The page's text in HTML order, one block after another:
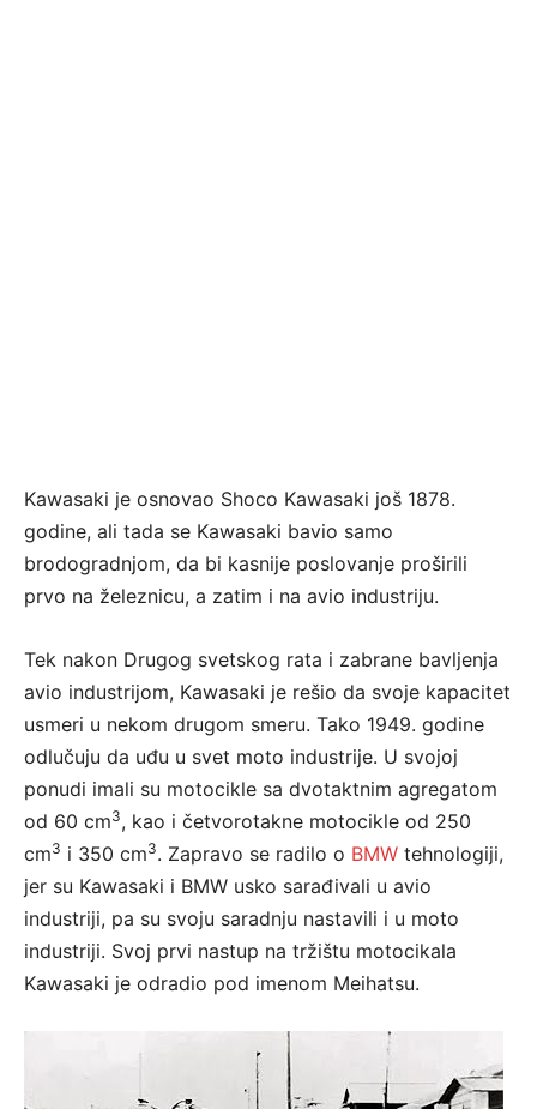
Kawasaki je osnovao Shoco Kawasaki još 1878.
godine, ali tada se Kawasaki bavio samo
brodogradnjom, da bi kasnije poslovanje proširili
prvo na železnicu, a zatim i na avio industriju.
Tek nakon Drugog svetskog rata i zabrane bavljenja
avio industrijom, Kawasaki je rešio da svoje kapacitet
usmeri u nekom drugom smeru. Tako 1949. godine
odlučuju da uđu u svet moto industrije. U svojoj
ponudi imali su motocikle sa dvotaktnim agregatom
od 60 cm3, kao i četvorotakne motocikle od 250
cm3 i 350 cm3. Zapravo se radilo o BMW tehnologiji,
jer su Kawasaki i BMW usko sarađivali u avio
industriji, pa su svoju saradnju nastavili i u moto
industriji. Svoj prvi nastup na tržištu motocikala
Kawasaki je odradio pod imenom Meihatsu.